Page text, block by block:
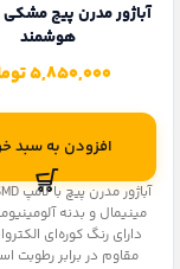
آباژور مدرن پیچ مشکی
هوشمند
5,850,000
افزودن به سبد
مینیمال و بدنه
دارای رنگ کوره‌ای
مقاوم در برابر رطوبت